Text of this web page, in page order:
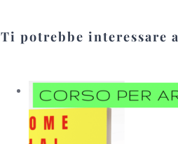
Ti potrebbe interessare